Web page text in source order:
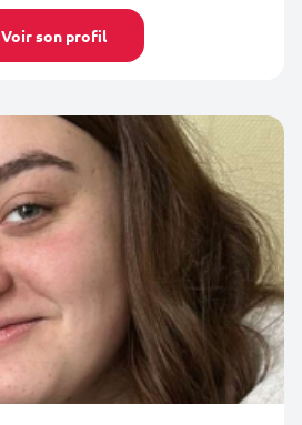
Voir son profil